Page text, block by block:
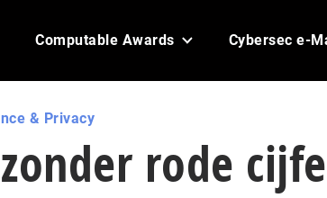
Computable Awards Cybersec e-
& Privacy
rode